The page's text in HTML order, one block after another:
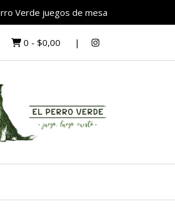
Verde juegos de mesa
0 - $0,00